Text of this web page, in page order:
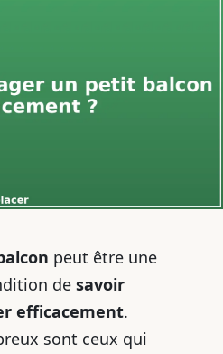
peut être une
de savoir
efficacement.
sont ceux qui